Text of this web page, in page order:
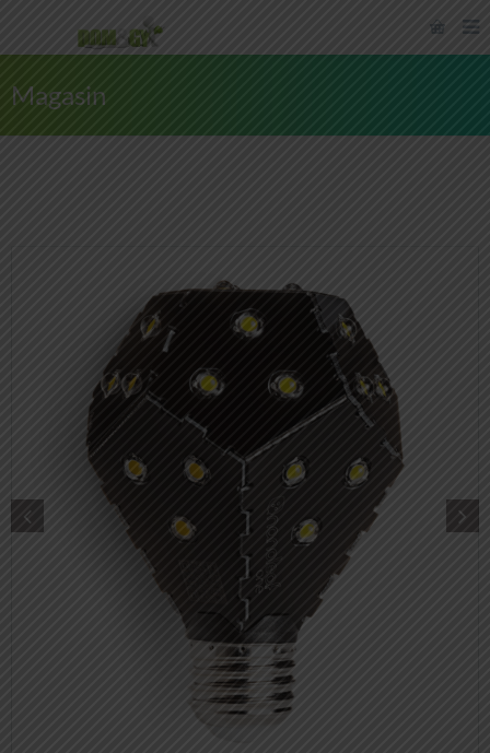
Magasin